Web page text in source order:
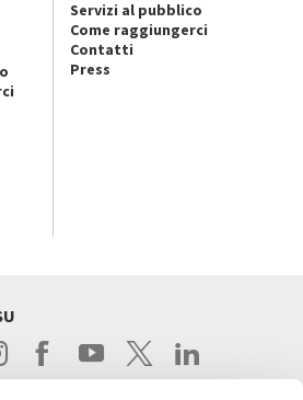
Servizi al pubblico
Come raggiungerci
Contatti
Press